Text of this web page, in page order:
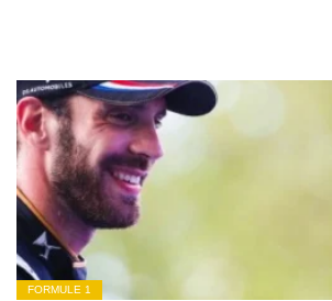
FORMULE 1